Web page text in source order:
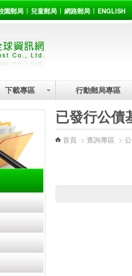
園郵局 兒童郵局 網路郵局 ENGLISH
下載專區 行動郵局專區
已發行公債
首頁 > 查詢專區 >